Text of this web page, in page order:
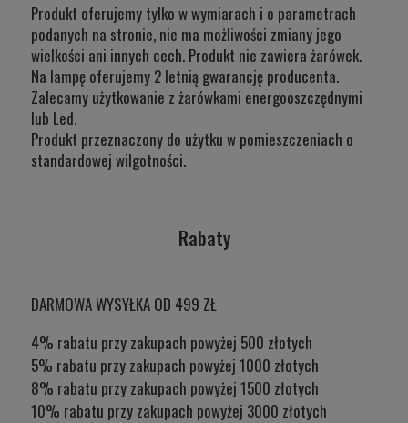
Produkt oferujemy tylko w wymiarach i o parametrach
podanych na stronie, nie ma możliwości zmiany jego
wielkości ani innych cech. Produkt nie zawiera żarówek.
Na lampę oferujemy 2 letnią gwarancję producenta.
Zalecamy użytkowanie z żarówkami energooszczędnymi
lub Led.
Produkt przeznaczony do użytku w pomieszczeniach o
standardowej wilgotności.
Rabaty
DARMOWA WYSYŁKA OD 499 ZŁ
4% rabatu przy zakupach powyżej 500 złotych
5% rabatu przy zakupach powyżej 1000 złotych
8% rabatu przy zakupach powyżej 1500 złotych
10% rabatu przy zakupach powyżej 3000 złotych